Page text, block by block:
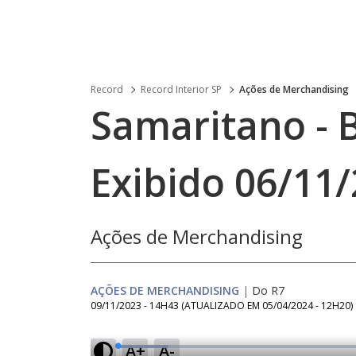
Record Record Interior SP Ações de Merchandising
Samaritano -
Exibido 06/
Ações de Merchandising
AÇÕES DE MERCHANDISING | Do R7
09/11/2023 - 14H43 (ATUALIZADO EM 05/04/2024 - 12H20)
A+ A-
L